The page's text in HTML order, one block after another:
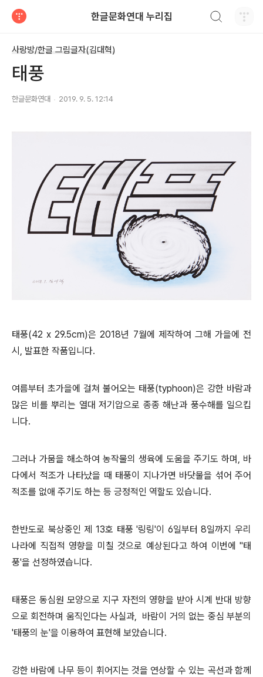
한글문화연대 누리집
사랑방/한글 그림글자(김대혁)
태풍
한글문화연대 2019. 9. 5. 12:14
태풍(42 x 29.5cm)은 2018년 7월에 제작하여 그해 가을에 전
시, 발표한 작품입니다.
여름부터 초가을에 걸쳐 불어오는 태풍(typhoon)은 강한 바람과
많은 비를 뿌리는 열대 저기압으로 종종 해난과 풍수해를 일으킵
니다.
그러나 가뭄을 해소하여 농작물의 생육에 도움을 주기도 하며, 바
다에서 적조가 나타났을 때 태풍이 지나가면 바닷물을 섞어 주어
적조를 없애 주기도 하는 등 긍정적인 역할도 있습니다.
한반도로 북상중인 제 13호 태풍 '링링'이 6일부터 8일까지 우리
나라에 직접적 영향을 미칠 것으로 예상된다고 하여 이번에 "태
풍'을 선정하였습니다.
태풍은 동심원 모양으로 지구 자전의 영향을 받아 시계 반대 방향
으로 회전하며 움직인다는 사실과, 바람이 거의 없는 중심 부분의
'태풍의 눈'을 이용하여 표현해 보았습니다.
강한 바람에 나무 등이 휘어지는 것을 연상할 수 있는 곡선과 함께